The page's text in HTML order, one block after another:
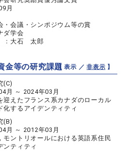
月
・会議・シンポジウム等の賞
ダ学会
大石 太郎
金等の研究課題【 表示 ／非表示 】
(C)
月 ～ 2024年03月
迎えたフランス系カナダのローカル
化するアイデンティティ
(B)
月 ～ 2012年03月
モントリオールにおける英語系住民
ンティティ